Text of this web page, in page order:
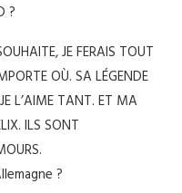
?
JE FERAIS TOUT
OÙ. SA LÉGENDE
L’AIME TANT. ET MA
ILS SONT
?